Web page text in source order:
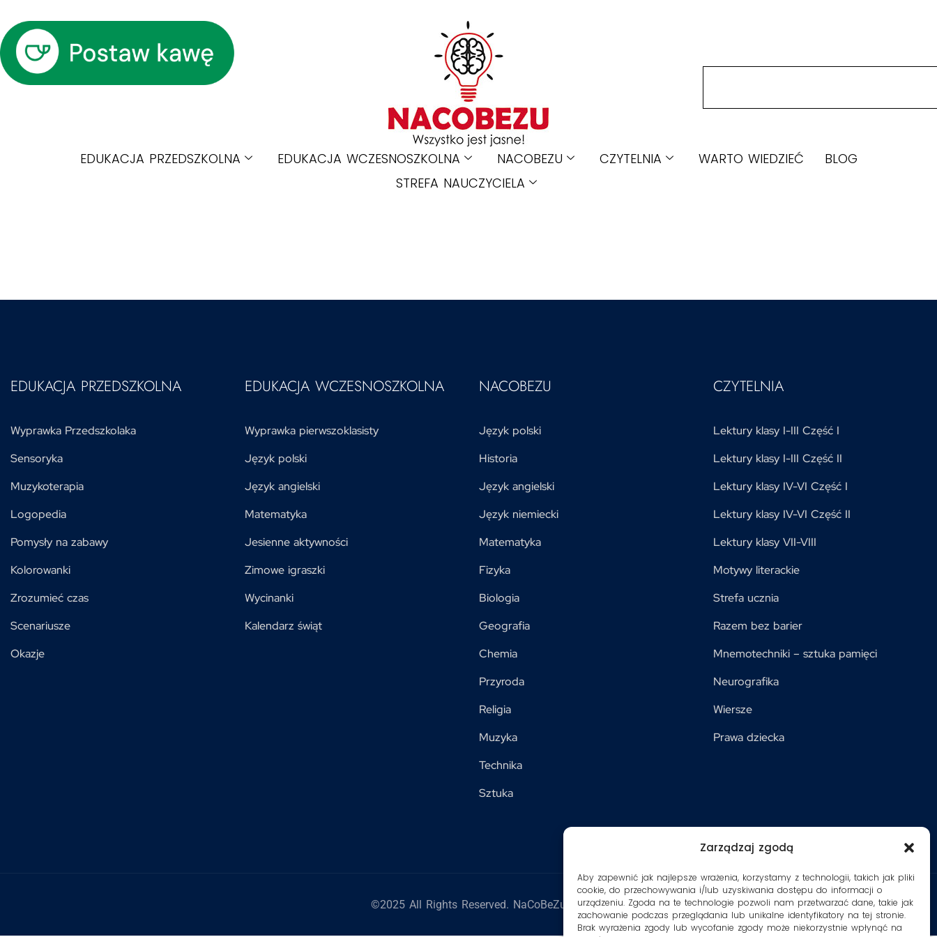
Zarządzaj zgodą
Aby zapewnić jak najlepsze wrażenia, korzystamy z technologii, takich jak pliki
cookie, do przechowywania i/lub uzyskiwania dostępu do informacji o
urządzeniu. Zgoda na te technologie pozwoli nam przetwarzać dane, takie jak
zachowanie podczas przeglądania lub unikalne identyfikatory na tej stronie.
Brak wyrażenia zgody lub wycofanie zgody może niekorzystnie wpłynąć na
EDUKACJA PRZEDSZKOLNA EDUKACJA WCZESNOSZKOLNA NACOBEZU CZYTELNIA WARTO WIEDZIEĆ
BLOG
STREFA NAUCZYCIELA
EDUKACJA PRZEDSZKOLNA
Wyprawka Przedszkolaka
Sensoryka
Muzykoterapia
Logopedia
Pomysły na zabawy
Kolorowanki
Zrozumieć czas
Scenariusze
Okazje
EDUKACJA WCZESNOSZKOLNA
Wyprawka pierwszoklasisty
Język polski
Język angielski
Matematyka
Jesienne aktywności
Zimowe igraszki
Wycinanki
Kalendarz świąt
NACOBEZU
Język polski
Historia
Język angielski
Język niemiecki
Matematyka
Fizyka
Biologia
Geografia
Chemia
Przyroda
Religia
Muzyka
Technika
Sztuka
CZYTELNIA
Lektury klasy I-III Część I
Lektury klasy I-III Część II
Lektury klasy IV-VI Część I
Lektury klasy IV-VI Część II
Lektury klasy VII-VIII
Motywy literackie
Strefa ucznia
Razem bez barier
Mnemotechniki – sztuka pamięci
Neurografika
Wiersze
Prawa dziecka
©2025 All Rights Reserved. NaCoBeZu